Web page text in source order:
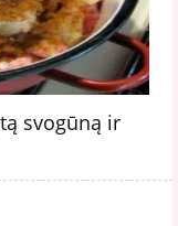
svogūną ir